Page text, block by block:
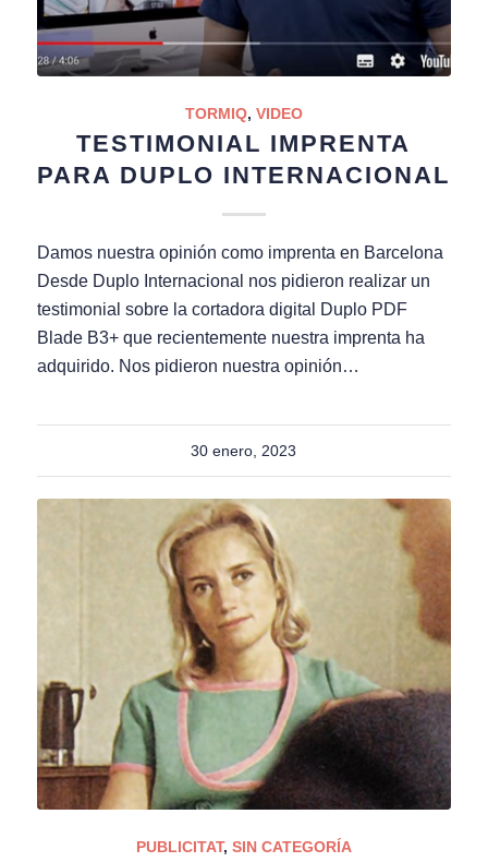
TORMIQ, VIDEO
TESTIMONIAL IMPRENTA
PARA DUPLO INTERNACIONAL
Damos nuestra opinión como imprenta en Barcelona
Desde Duplo Internacional nos pidieron realizar un
testimonial sobre la cortadora digital Duplo PDF
Blade B3+ que recientemente nuestra imprenta ha
adquirido. Nos pidieron nuestra opinión…
30 enero, 2023
PUBLICITAT, SIN CATEGORÍA